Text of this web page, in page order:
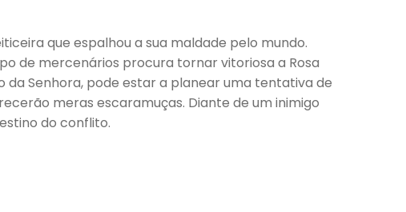
que espalhou a sua maldade pelo mundo.
de mercenários procura tornar vitoriosa a Rosa
da Senhora, pode estar a planear uma tentativa de
meras escaramuças. Diante de um inimigo
do conflito.